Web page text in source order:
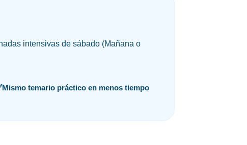
intensivas de sábado (Mañana o
Mismo temario práctico en menos tiempo